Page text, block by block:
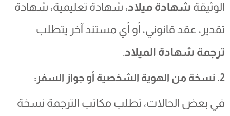
الوثيقةشهادة ميلاد، شهادة تعليمية، شهادة
تقدير، عقد قانوني، أو أي مستند آخر يتطلب
ترجمة شهادة الميلاد.
2. نسخة من الهوية الشخصية أو جواز السفر:
في بعض الحالات، تطلب مكاتب الترجمة نسخة